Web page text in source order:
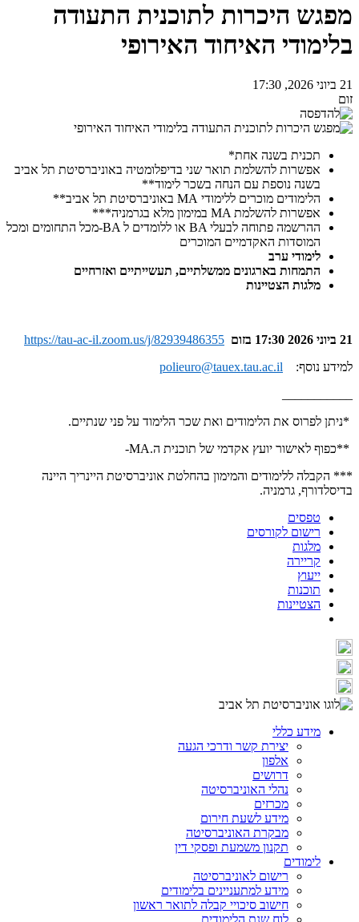
מפגש היכרות לתוכנית התעודה
בלימודי האיחוד האירופי
21 ביוני 2026, 17:30
זום
תכנית בשנה אחת*
אפשרות להשלמת תואר שני בדיפלומטיה באוניברסיטת תל אביב
בשנה נוספת עם הנחה בשכר לימוד**
הלימודים מוכרים ללימודי MA באוניברסיטת תל אביב**
אפשרות להשלמת MA במימון מלא בגרמניה***
ההרשמה פתוחה לבעלי BA או ללומדים ל -BAמכל התחומים ומכל
המוסדות האקדמיים המוכרים
לימודי ערב
התמחות בארגונים ממשלתיים, תעשייתיים ואזרחיים
מלגות הצטיינות
21 ביוני 2026 17:30 בזום
https://tau-ac-il.zoom.us/j/82939486355
למידע נוסף: polieuro@tauex.tau.ac.il
*ניתן לפרוס את הלימודים ואת שכר הלימוד על פני שנתיים.
**כפוף לאישור יועץ אקדמי של תוכנית ה-MA.
*** הקבלה ללימודים והמימון בהחלטת אוניברסיטת היינריך היינה
בדיסלדורף, גרמניה.
טפסים
רישום לקורסים
מלגות
קריירה
ייעוץ
תוכנות
הצטיינות
מידע כללי
יצירת קשר ודרכי הגעה
אלפון
דרושים
נהלי האוניברסיטה
מכרזים
מידע לשעת חירום
מבקרת האוניברסיטה
תקנון משמעת ופסקי דין
לימודים
רישום לאוניברסיטה
מידע למתעניינים בלימודים
חישוב סיכויי קבלה לתואר ראשון
לוח שנת הלימודים